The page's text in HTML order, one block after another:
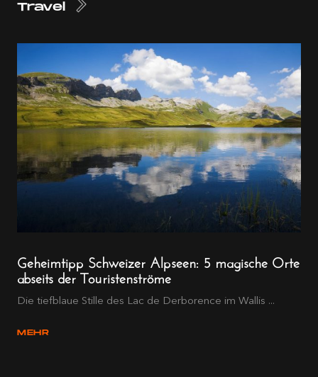
Travel
Geheimtipp Schweizer Alpseen: 5 magische Orte
abseits der Touristenströme
Die tiefblaue Stille des Lac de Derborence im Wallis ...
MEHR